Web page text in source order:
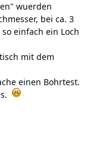
wuerden
bei ca. 3
einfach ein Loch
mit dem
einen Bohrtest.